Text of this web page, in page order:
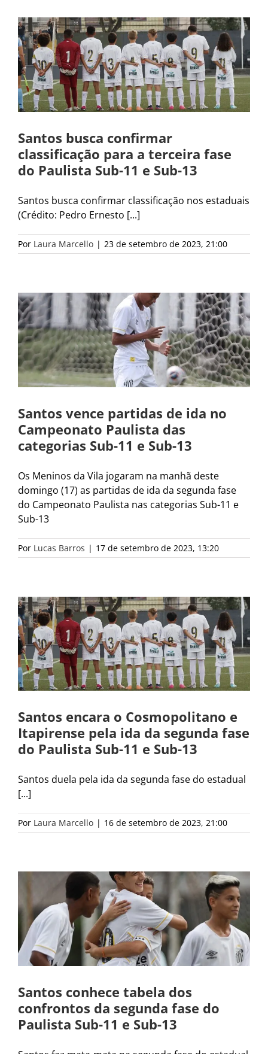
Santos busca confirmar
classificação para a terceira fase
do Paulista Sub-11 e Sub-13
Santos busca confirmar classificação nos estaduais
(Crédito: Pedro Ernesto [...]
Por Laura Marcello | 23 de setembro de 2023, 21:00
Santos vence partidas de ida no
Campeonato Paulista das
categorias Sub-11 e Sub-13
Os Meninos da Vila jogaram na manhã deste
domingo (17) as partidas de ida da segunda fase
do Campeonato Paulista nas categorias Sub-11 e
Sub-13
Por Lucas Barros | 17 de setembro de 2023, 13:20
Santos encara o Cosmopolitano e
Itapirense pela ida da segunda fase
do Paulista Sub-11 e Sub-13
Santos duela pela ida da segunda fase do estadual
[...]
Por Laura Marcello | 16 de setembro de 2023, 21:00
Santos conhece tabela dos
confrontos da segunda fase do
Paulista Sub-11 e Sub-13